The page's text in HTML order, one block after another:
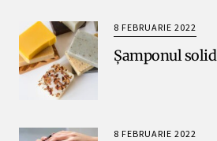
8 FEBRUARIE 2022
Șamponul solid
8 FEBRUARIE 2022